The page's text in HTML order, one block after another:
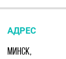
АДРЕС
МИНСК,